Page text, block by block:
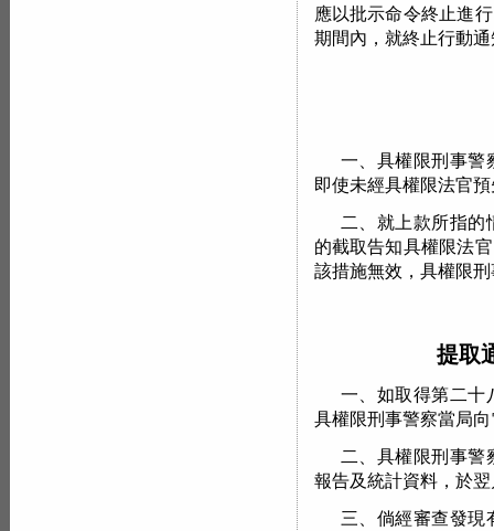
應以批示命令終止進
期間內，就終止行動
一、具權限刑事警
即使未經具權限法官
二、就上款所指
的截取告知具權限法
該措施無效，具權限
提取
一、如取得第二十
具權限刑事警察當局
二、具權限刑事
報告及統計資料，於
三、倘經審查發現